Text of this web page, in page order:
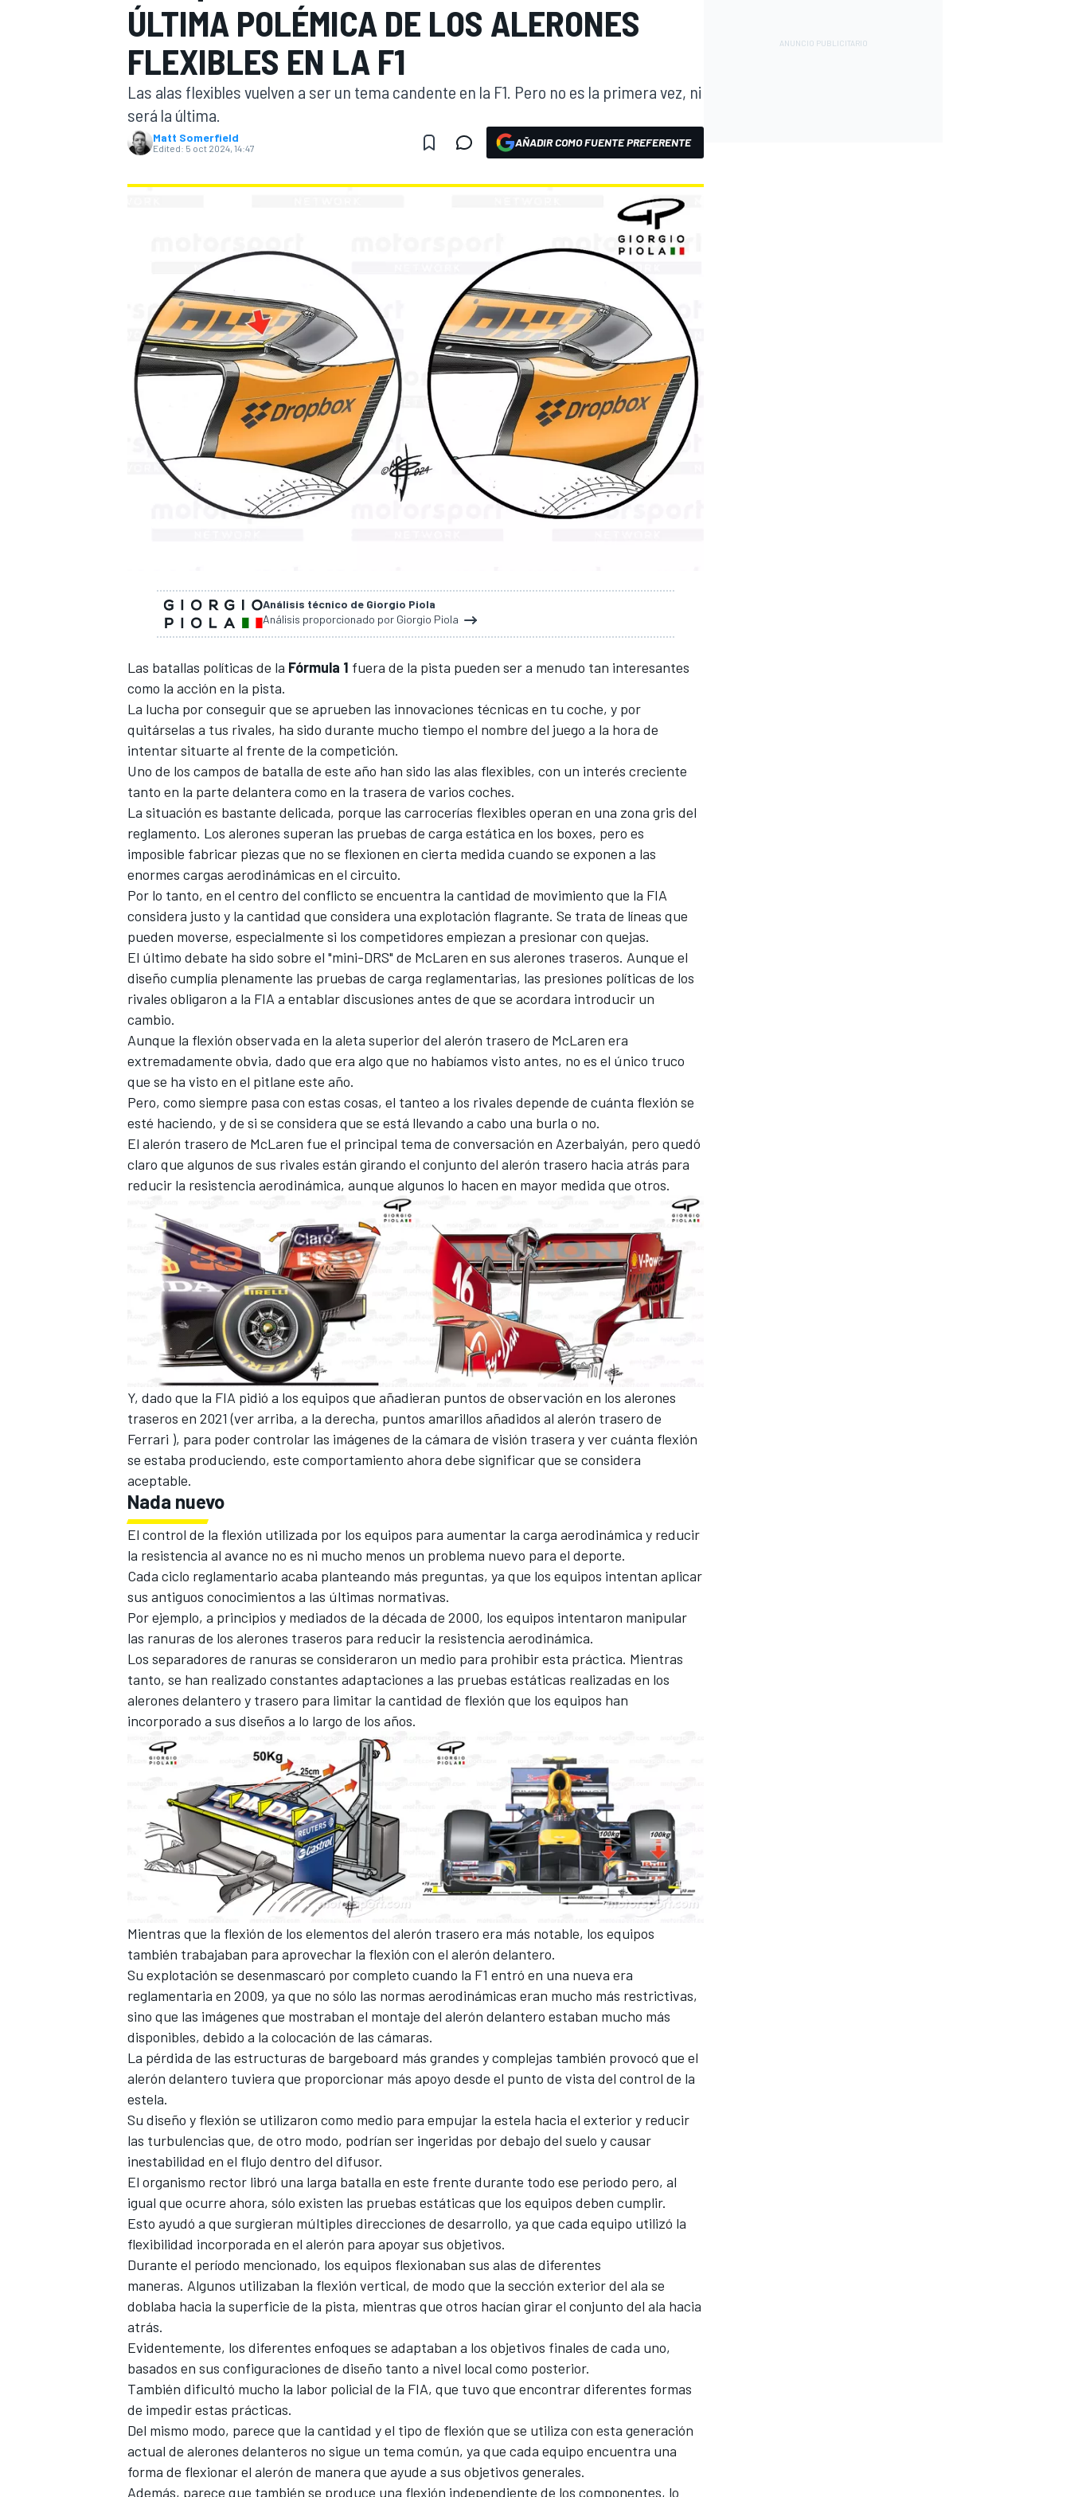
FÓRMULA E MOTO
MÁS
ÚLTIMA POLÉMICA DE LOS ALERONES
FLEXIBLES EN LA F1
Las alas flexibles vuelven a ser un tema candente en la F1. Pero no es la primera vez, ni
será la última.
Matt Somerfield
Edited: 5 oct 2024, 14:47 AÑADIR COMO FUENTE PREFERENTE
Análisis técnico de Giorgio Piola
Análisis proporcionado por Giorgio Piola
Las batallas políticas de la Fórmula 1 fuera de la pista pueden ser a menudo tan interesantes
como la acción en la pista.
La lucha por conseguir que se aprueben las innovaciones técnicas en tu coche, y por
quitárselas a tus rivales, ha sido durante mucho tiempo el nombre del juego a la hora de
intentar situarte al frente de la competición.
Uno de los campos de batalla de este año han sido las alas flexibles, con un interés creciente
tanto en la parte delantera como en la trasera de varios coches.
La situación es bastante delicada, porque las carrocerías flexibles operan en una zona gris del
reglamento. Los alerones superan las pruebas de carga estática en los boxes, pero es
imposible fabricar piezas que no se flexionen en cierta medida cuando se exponen a las
enormes cargas aerodinámicas en el circuito.
Por lo tanto, en el centro del conflicto se encuentra la cantidad de movimiento que la FIA
considera justo y la cantidad que considera una explotación flagrante. Se trata de líneas que
pueden moverse, especialmente si los competidores empiezan a presionar con quejas.
El último debate ha sido sobre el "mini-DRS" de McLaren en sus alerones traseros. Aunque el
diseño cumplía plenamente las pruebas de carga reglamentarias, las presiones políticas de los
rivales obligaron a la FIA a entablar discusiones antes de que se acordara introducir un
cambio.
Aunque la flexión observada en la aleta superior del alerón trasero de McLaren era
extremadamente obvia, dado que era algo que no habíamos visto antes, no es el único truco
que se ha visto en el pitlane este año.
Pero, como siempre pasa con estas cosas, el tanteo a los rivales depende de cuánta flexión se
esté haciendo, y de si se considera que se está llevando a cabo una burla o no.
El alerón trasero de McLaren fue el principal tema de conversación en Azerbaiyán, pero quedó
claro que algunos de sus rivales están girando el conjunto del alerón trasero hacia atrás para
reducir la resistencia aerodinámica, aunque algunos lo hacen en mayor medida que otros.
Y, dado que la FIA pidió a los equipos que añadieran puntos de observación en los alerones
traseros en 2021 (ver arriba, a la derecha, puntos amarillos añadidos al alerón trasero de
Ferrari ), para poder controlar las imágenes de la cámara de visión trasera y ver cuánta flexión
se estaba produciendo, este comportamiento ahora debe significar que se considera
aceptable.
Nada nuevo
El control de la flexión utilizada por los equipos para aumentar la carga aerodinámica y reducir
la resistencia al avance no es ni mucho menos un problema nuevo para el deporte.
Cada ciclo reglamentario acaba planteando más preguntas, ya que los equipos intentan aplicar
sus antiguos conocimientos a las últimas normativas.
Por ejemplo, a principios y mediados de la década de 2000, los equipos intentaron manipular
las ranuras de los alerones traseros para reducir la resistencia aerodinámica.
Los separadores de ranuras se consideraron un medio para prohibir esta práctica. Mientras
tanto, se han realizado constantes adaptaciones a las pruebas estáticas realizadas en los
alerones delantero y trasero para limitar la cantidad de flexión que los equipos han
incorporado a sus diseños a lo largo de los años.
Mientras que la flexión de los elementos del alerón trasero era más notable, los equipos
también trabajaban para aprovechar la flexión con el alerón delantero.
Su explotación se desenmascaró por completo cuando la F1 entró en una nueva era
reglamentaria en 2009, ya que no sólo las normas aerodinámicas eran mucho más restrictivas,
sino que las imágenes que mostraban el montaje del alerón delantero estaban mucho más
disponibles, debido a la colocación de las cámaras.
La pérdida de las estructuras de bargeboard más grandes y complejas también provocó que el
alerón delantero tuviera que proporcionar más apoyo desde el punto de vista del control de la
estela.
Su diseño y flexión se utilizaron como medio para empujar la estela hacia el exterior y reducir
las turbulencias que, de otro modo, podrían ser ingeridas por debajo del suelo y causar
inestabilidad en el flujo dentro del difusor.
El organismo rector libró una larga batalla en este frente durante todo ese periodo pero, al
igual que ocurre ahora, sólo existen las pruebas estáticas que los equipos deben cumplir.
Esto ayudó a que surgieran múltiples direcciones de desarrollo, ya que cada equipo utilizó la
flexibilidad incorporada en el alerón para apoyar sus objetivos.
Durante el período mencionado, los equipos flexionaban sus alas de diferentes
maneras. Algunos utilizaban la flexión vertical, de modo que la sección exterior del ala se
doblaba hacia la superficie de la pista, mientras que otros hacían girar el conjunto del ala hacia
atrás.
Evidentemente, los diferentes enfoques se adaptaban a los objetivos finales de cada uno,
basados en sus configuraciones de diseño tanto a nivel local como posterior.
También dificultó mucho la labor policial de la FIA, que tuvo que encontrar diferentes formas
de impedir estas prácticas.
Del mismo modo, parece que la cantidad y el tipo de flexión que se utiliza con esta generación
actual de alerones delanteros no sigue un tema común, ya que cada equipo encuentra una
forma de flexionar el alerón de manera que ayude a sus objetivos generales.
Además, parece que también se produce una flexión independiente de los componentes, lo